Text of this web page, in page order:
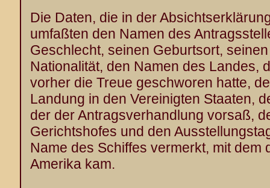
Die Daten, die in der
umfaßten den Namen des
Geschlecht, seinen Geburtsort,
Nationalität, den Namen des Landes,
vorher die Treue geschworen hatte,
Landung in den Vereinigten Staaten,
der der Antragsverhandlung vorsaß,
Gerichtshofes und den
Name des Schiffes vermerkt, mit dem
Amerika kam.